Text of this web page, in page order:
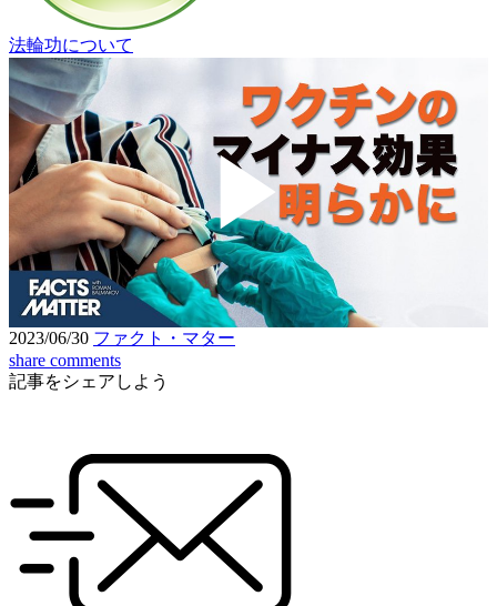
法輪功について
Play
Video
2023/06/30 ファクト・マター
share comments
記事をシェアしよう